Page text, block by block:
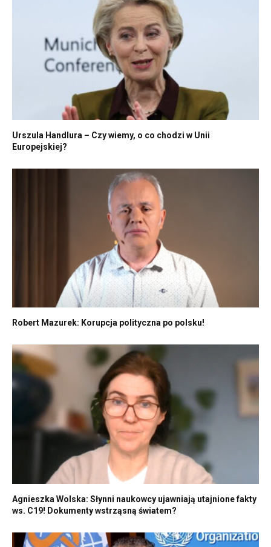
Urszula Handlura – Czy wiemy, o co chodzi w Unii
Europejskiej?
Robert Mazurek: Korupcja polityczna po polsku!
Agnieszka Wolska: Słynni naukowcy ujawniają utajnione fakty
ws. C19! Dokumenty wstrząsną światem?